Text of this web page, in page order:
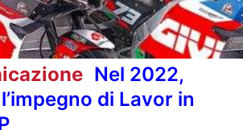
Nel 2022,
di Lavor in